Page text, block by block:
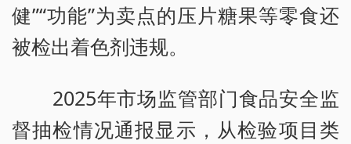
健”“功能”为卖点的压片糖果等零食还
被检出着色剂违规。
2025年市场监管部门食品安全监
督抽检情况通报显示，从检验项目类